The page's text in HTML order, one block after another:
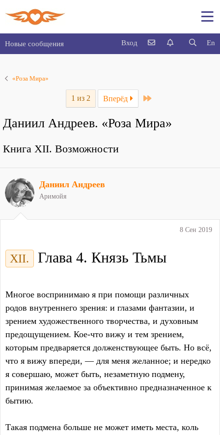
Новые сообщения En
Вход
«Роза Мира»
1 из 2 Вперёд Last
Даниил Андреев. «Роза Мира»
Книга XII. Возможности
8 Сен 2019
XII. Глава 4. Князь Тьмы
Многое воспринимаю я при помощи различных
родов внутреннего зрения: и глазами фантазии, и
зрением художественного творчества, и духовным
предощущением. Кое-что вижу и тем зрением,
которым предваряется долженствующее быть. Но всё,
что я вижу впереди, — для меня желанное; и нередко
я совершаю, может быть, незаметную подмену,
принимая желаемое за объективно предназначенное к
бытию.
Такая подмена больше не может иметь места, коль
Даниил Андреев
Аримойя